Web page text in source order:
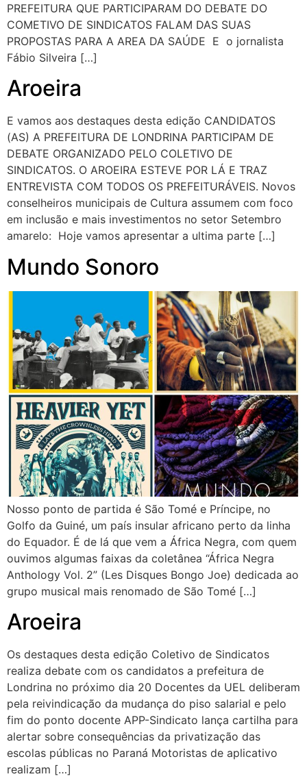
PREFEITURA QUE PARTICIPARAM DO DEBATE DO
COMETIVO DE SINDICATOS FALAM DAS SUAS
PROPOSTAS PARA A AREA DA SAÚDE E o jornalista
Fábio Silveira […]
Aroeira
E vamos aos destaques desta edição CANDIDATOS
(AS) A PREFEITURA DE LONDRINA PARTICIPAM DE
DEBATE ORGANIZADO PELO COLETIVO DE
SINDICATOS. O AROEIRA ESTEVE POR LÁ E TRAZ
ENTREVISTA COM TODOS OS PREFEITURÁVEIS. Novos
conselheiros municipais de Cultura assumem com foco
em inclusão e mais investimentos no setor Setembro
amarelo: Hoje vamos apresentar a ultima parte […]
Mundo Sonoro
Nosso ponto de partida é São Tomé e Príncipe, no
Golfo da Guiné, um país insular africano perto da linha
do Equador. É de lá que vem a África Negra, com quem
ouvimos algumas faixas da coletânea “África Negra
Anthology Vol. 2” (Les Disques Bongo Joe) dedicada ao
grupo musical mais renomado de São Tomé […]
Aroeira
Os destaques desta edição Coletivo de Sindicatos
realiza debate com os candidatos a prefeitura de
Londrina no próximo dia 20 Docentes da UEL deliberam
pela reivindicação da mudança do piso salarial e pelo
fim do ponto docente APP-Sindicato lança cartilha para
alertar sobre consequências da privatização das
escolas públicas no Paraná Motoristas de aplicativo
realizam […]